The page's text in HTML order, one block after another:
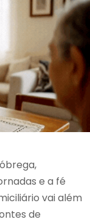
e a fé
vai além
de